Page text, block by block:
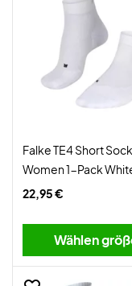
Falke TE4 Short
Women 1-Pack
22,95 €
Wählen